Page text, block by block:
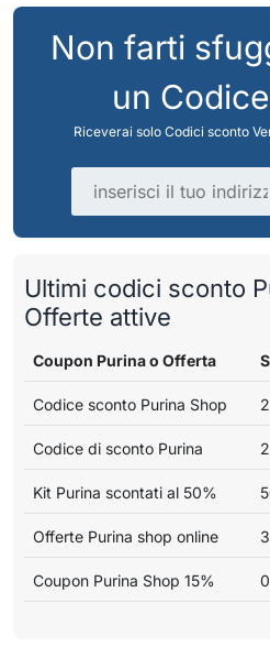
Non farti
un
Riceverai solo Codici sconto
Indirizzo email
Ultimi codici sconto
Offerte attive
Coupon Purina o Offerta
Codice sconto Purina Shop
Codice di sconto Purina
Kit Purina scontati al 50%
Offerte Purina shop online
Coupon Purina Shop 15%